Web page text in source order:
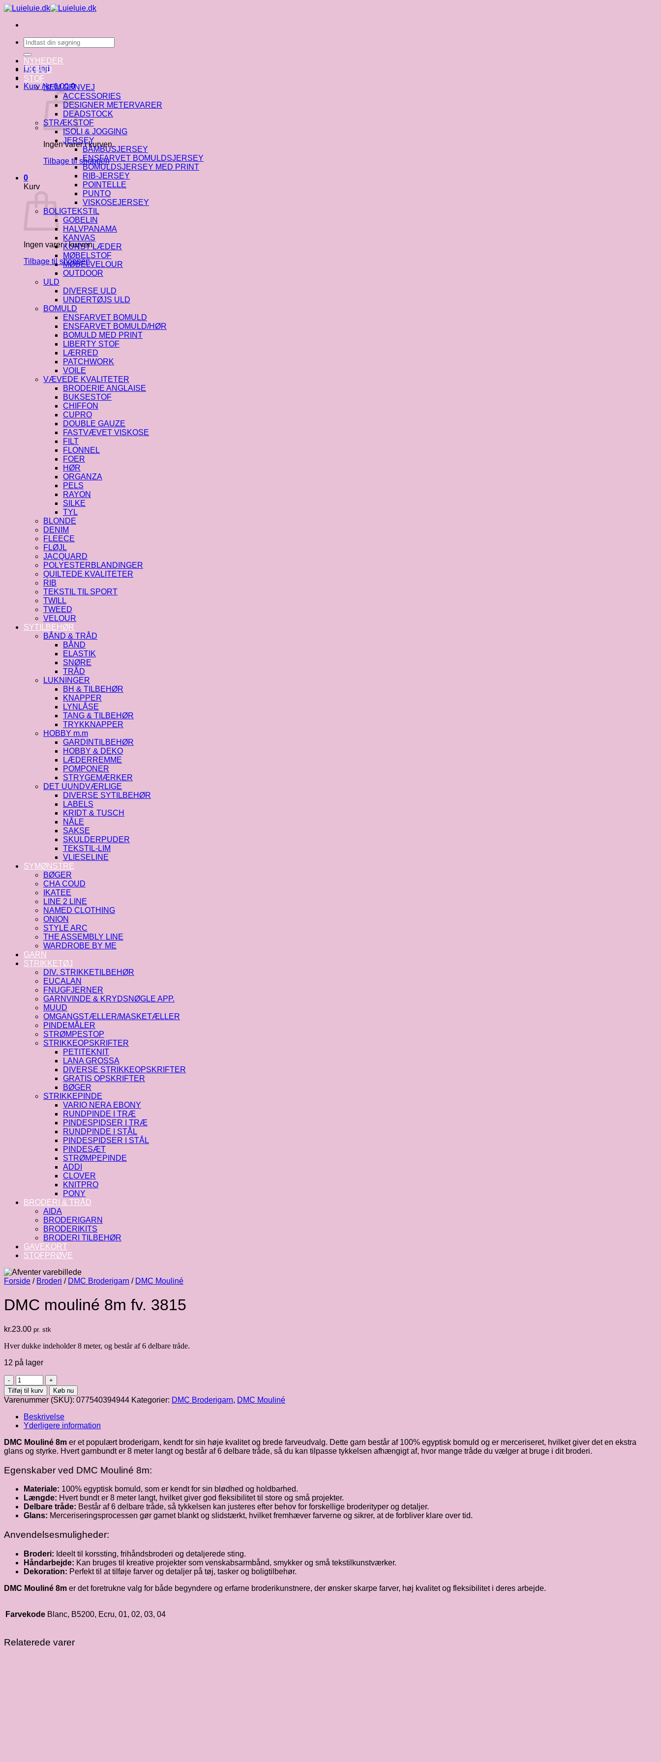
Fortsæt
indhold
Søg
efter:
Log ind
Kurv /kr.0.00 0
Ingen varer i kurven.
Tilbage til shoppen
0
Kurv
Ingen varer i kurven.
Tilbage til shoppen
NYHEDER
TILBUD
STOF
NEM GENVEJ
ACCESSORIES
DESIGNER METERVARER
DEADSTOCK
STRÆKSTOF
ISOLI & JOGGING
JERSEY
BAMBUSJERSEY
ENSFARVET BOMULDSJERSEY
BOMULDSJERSEY MED PRINT
RIB-JERSEY
POINTELLE
PUNTO
VISKOSEJERSEY
BOLIGTEKSTIL
GOBELIN
HALVPANAMA
KANVAS
KUNST LÆDER
MØBELSTOF
MØBELVELOUR
OUTDOOR
ULD
DIVERSE ULD
UNDERTØJS ULD
BOMULD
ENSFARVET BOMULD
ENSFARVET BOMULD/HØR
BOMULD MED PRINT
LIBERTY STOF
LÆRRED
PATCHWORK
VOILE
VÆVEDE KVALITETER
BRODERIE ANGLAISE
BUKSESTOF
CHIFFON
CUPRO
DOUBLE GAUZE
FASTVÆVET VISKOSE
FILT
FLONNEL
FOER
HØR
ORGANZA
PELS
RAYON
SILKE
TYL
BLONDE
DENIM
FLEECE
FLØJL
JACQUARD
POLYESTERBLANDINGER
QUILTEDE KVALITETER
RIB
TEKSTIL TIL SPORT
TWILL
TWEED
VELOUR
SYTILBEHØR
BÅND & TRÅD
BÅND
ELASTIK
SNØRE
TRÅD
LUKNINGER
BH & TILBEHØR
KNAPPER
LYNLÅSE
TANG & TILBEHØR
TRYKKNAPPER
HOBBY m.m
GARDINTILBEHØR
HOBBY & DEKO
LÆDERREMME
POMPONER
STRYGEMÆRKER
DET UUNDVÆRLIGE
DIVERSE SYTILBEHØR
LABELS
KRIDT & TUSCH
NÅLE
SAKSE
SKULDERPUDER
TEKSTIL-LIM
VLIESELINE
SYMØNSTRE
BØGER
CHA COUD
IKATEE
LINE 2 LINE
NAMED CLOTHING
ONION
STYLE ARC
THE ASSEMBLY LINE
WARDROBE BY ME
GARN
STRIKKETØJ
DIV. STRIKKETILBEHØR
EUCALAN
FNUGFJERNER
GARNVINDE & KRYDSNØGLE APP.
MUUD
OMGANGSTÆLLER/MASKETÆLLER
PINDEMÅLER
STRØMPESTOP
STRIKKEOPSKRIFTER
PETITEKNIT
LANA GROSSA
DIVERSE STRIKKEOPSKRIFTER
GRATIS OPSKRIFTER
BØGER
STRIKKEPINDE
VARIO NERA EBONY
RUNDPINDE I TRÆ
PINDESPIDSER I TRÆ
RUNDPINDE I STÅL
PINDESPIDSER I STÅL
PINDESÆT
STRØMPEPINDE
ADDI
CLOVER
KNITPRO
PONY
BRODERI & TRÅD
AIDA
BRODERIGARN
BRODERIKITS
BRODERI TILBEHØR
GAVEKORT
STOFPRØVE
Forside / Broderi / DMC Broderigarn / DMC Mouliné
DMC mouliné 8m fv. 3815
kr.23.00 pr. stk
Hver dukke indeholder 8 meter, og består af 6 delbare tråde.
12 på lager
DMC
mouliné
8m
fv.
3815
antal
Tilføj til kurv Køb nu
Varenummer (SKU): 077540394944 Kategorier: DMC Broderigarn, DMC Mouliné
Beskrivelse
Yderligere information
DMC Mouliné 8m er et populært broderigarn, kendt for sin høje kvalitet og brede farveudvalg. Dette garn består af 100% egyptisk bomuld og er merceriseret, hvilket giver det en ekstra
glans og styrke. Hvert garnbundt er 8 meter langt og består af 6 delbare tråde, så du kan tilpasse tykkelsen afhængigt af, hvor mange tråde du vælger at bruge i dit broderi.
Egenskaber ved DMC Mouliné 8m:
Materiale: 100% egyptisk bomuld, som er kendt for sin blødhed og holdbarhed.
Længde: Hvert bundt er 8 meter langt, hvilket giver god fleksibilitet til store og små projekter.
Delbare tråde: Består af 6 delbare tråde, så tykkelsen kan justeres efter behov for forskellige broderityper og detaljer.
Glans: Merceriseringsprocessen gør garnet blankt og slidstærkt, hvilket fremhæver farverne og sikrer, at de forbliver klare over tid.
Anvendelsesmuligheder:
Broderi: Ideelt til korssting, frihåndsbroderi og detaljerede sting.
Håndarbejde: Kan bruges til kreative projekter som venskabsarmbånd, smykker og små tekstilkunstværker.
Dekoration: Perfekt til at tilføje farver og detaljer på tøj, tasker og boligtilbehør.
DMC Mouliné 8m er det foretrukne valg for både begyndere og erfarne broderikunstnere, der ønsker skarpe farver, høj kvalitet og fleksibilitet i deres arbejde.
Farvekode Blanc, B5200, Ecru, 01, 02, 03, 04
Relaterede varer